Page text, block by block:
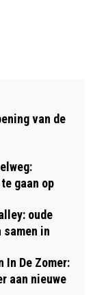
WAZ
DE
van de
gaan op
oude
samen in
In De Zomer:
aan nieuwe